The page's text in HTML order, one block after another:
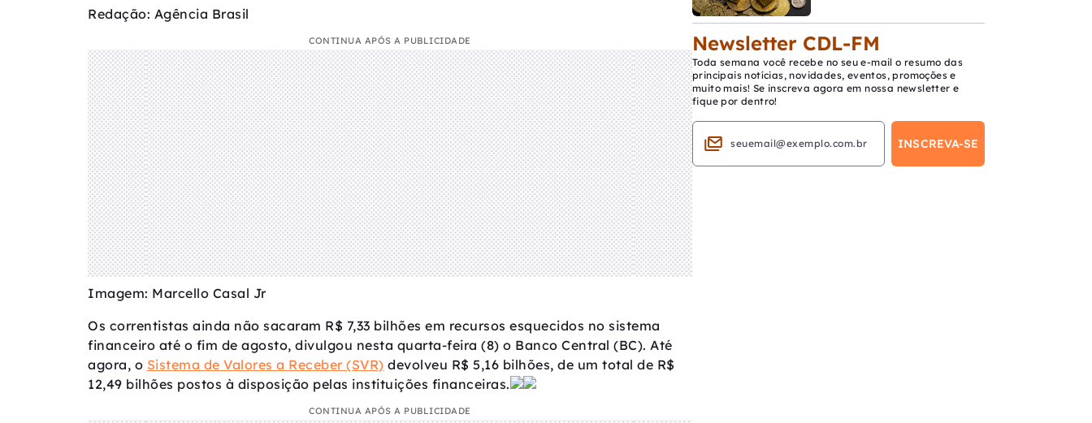
Redação: Agência Brasil
CONTINUA APÓS A PUBLICIDADE
Imagem: Marcello Casal Jr
Os correntistas ainda não sacaram R$ 7,33 bilhões em recursos esquecidos no sistema
financeiro até o fim de agosto, divulgou nesta quarta-feira (8) o Banco Central (BC). Até
agora, o Sistema de Valores a Receber (SVR) devolveu R$ 5,16 bilhões, de um total de R$
12,49 bilhões postos à disposição pelas instituições financeiras.
CONTINUA APÓS A PUBLICIDADE
Newsletter CDL-FM
Toda semana você recebe no seu e-mail o resumo das
principais notícias, novidades, eventos, promoções e
muito mais! Se inscreva agora em nossa newsletter e
fique por dentro!